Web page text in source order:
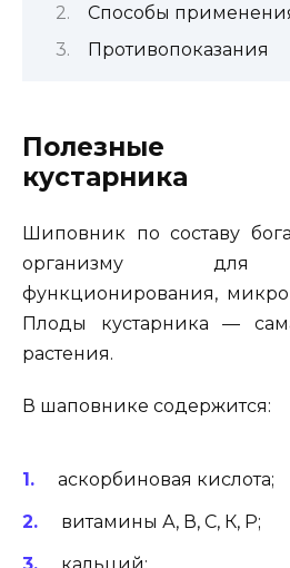
Способы
Противопоказания
Полезные
кустарника
Шиповник по составу
организму для
функционирования,
Плоды кустарника —
растения.
В шаповнике содержится:
аскорбиновая кислота;
витамины А, В, С, К, Р;